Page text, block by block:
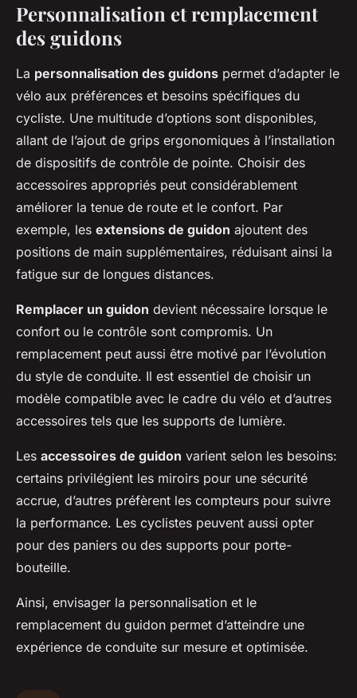
Personnalisation et remplacement
des guidons
La personnalisation des guidons permet d’adapter le
vélo aux préférences et besoins spécifiques du
cycliste. Une multitude d’options sont disponibles,
allant de l’ajout de grips ergonomiques à l’installation
de dispositifs de contrôle de pointe. Choisir des
accessoires appropriés peut considérablement
améliorer la tenue de route et le confort. Par
exemple, les extensions de guidon ajoutent des
positions de main supplémentaires, réduisant ainsi la
fatigue sur de longues distances.
Remplacer un guidon devient nécessaire lorsque le
confort ou le contrôle sont compromis. Un
remplacement peut aussi être motivé par l’évolution
du style de conduite. Il est essentiel de choisir un
modèle compatible avec le cadre du vélo et d’autres
accessoires tels que les supports de lumière.
Les accessoires de guidon varient selon les besoins:
certains privilégient les miroirs pour une sécurité
accrue, d’autres préfèrent les compteurs pour suivre
la performance. Les cyclistes peuvent aussi opter
pour des paniers ou des supports pour porte-
bouteille.
Ainsi, envisager la personnalisation et le
remplacement du guidon permet d’atteindre une
expérience de conduite sur mesure et optimisée.